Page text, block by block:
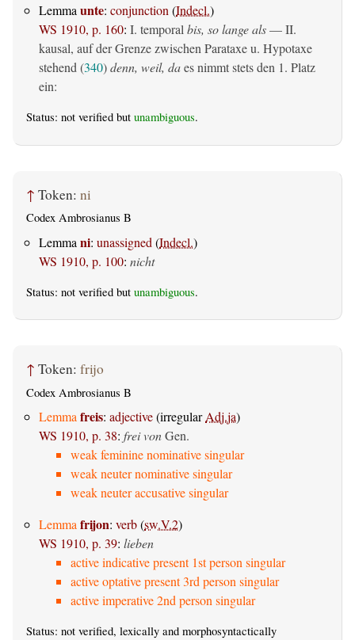
Lemmaunte: conjunction(Indecl.)
WS 1910, p. 160: I. temporalbis, so lange als— II.
kausal, auf der Grenze zwischen Parataxe u. Hypotaxe
stehend (340)denn, weil, daes nimmt stets den 1. Platz
ein:
Status: not verified but unambiguous.
↑ Token: ni
Codex Ambrosianus B
Lemma ni: unassigned (Indecl.)
WS 1910, p. 100: nicht
Status: not verified but unambiguous.
↑ Token: frijo
Codex Ambrosianus B
Lemma freis: adjective(irregularAdj.ja)
WS 1910, p. 38: frei vonGen.
weak feminine nominative singular
weak neuter nominative singular
weak neuter accusative singular
Lemma frijon: verb(sw.V.2)
WS 1910, p. 39: lieben
active indicative present 1st person singular
active optative present 3rd person singular
active imperative 2nd person singular
Status: not verified, lexically and morphosyntactically